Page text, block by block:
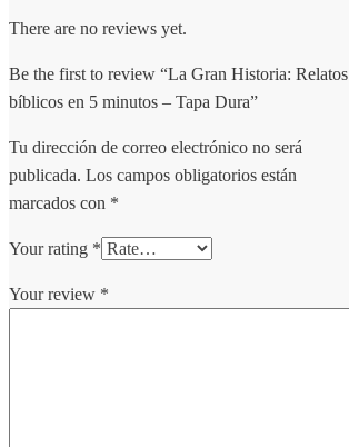
There are no reviews yet.
Be the first to review “La Gran Historia: Relatos
bíblicos en 5 minutos – Tapa Dura”
Tu dirección de correo electrónico no será
publicada. Los campos obligatorios están
marcados con *
Your rating *
Your review *